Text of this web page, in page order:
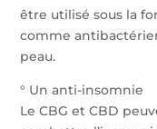
être utilisé sous la
comme
peau.
° Un anti-insomnie
Le CBG et CBD